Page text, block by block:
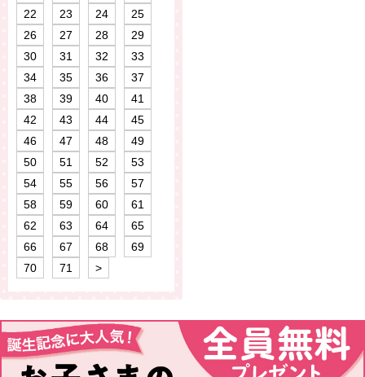
22
23 24
25
26
27 28
29
30
31 32
33
34
35 36
37
38
39 40
41
42
43 44
45
46
47 48
49
50
51 52
53
54
55 56
57
58
59 60
61
62
63 64
65
66
67 68
69
70
71 >